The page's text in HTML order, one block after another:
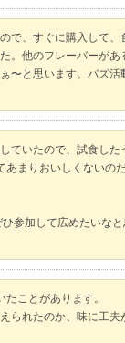
で、すぐに購入して
。他のフレーバーが
〜と思います。バズ
ていたので、試食し
あまりおいしくないの
参加して広めたいな
たことがあります。
られたのか、味に工